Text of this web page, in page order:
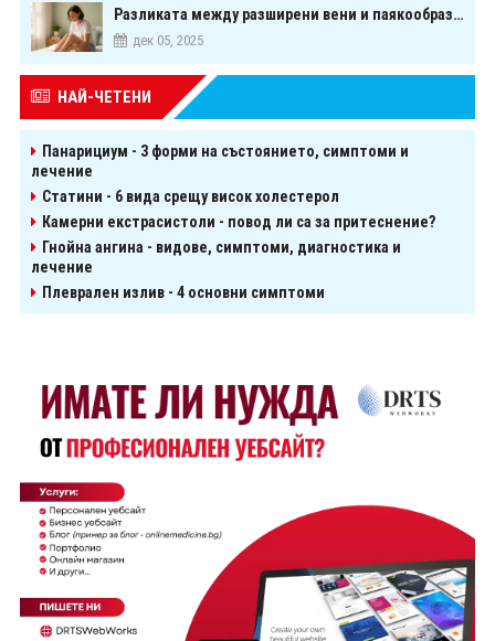
Разликата между разширени вени и паякообразни вени - и как наистина можете да ги предотвратите
дек 05, 2025
НАЙ-ЧЕТЕНИ
Панарициум - 3 форми на състоянието, симптоми и
лечение
Статини - 6 вида срещу висок холестерол
Камерни екстрасистоли - повод ли са за притеснение?
Гнойна ангина - видове, симптоми, диагностика и
лечение
Плеврален излив - 4 основни симптоми